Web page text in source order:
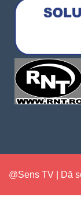
@Sens TV | Dă